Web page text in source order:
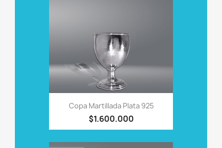
Copa Martillada Plata 925
$1.600.000